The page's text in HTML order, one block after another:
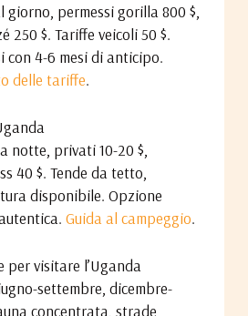
giorno, permessi gorilla 800 $,
250 $. Tariffe veicoli 50 $.
con 4-6 mesi di anticipo.
delle tariffe.
notte, privati 10-20 $,
40 $. Tende da tetto,
disponibile. Opzione
Guida al campeggio.
per visitare l’Uganda
settembre, dicembre-
concentrata, strade